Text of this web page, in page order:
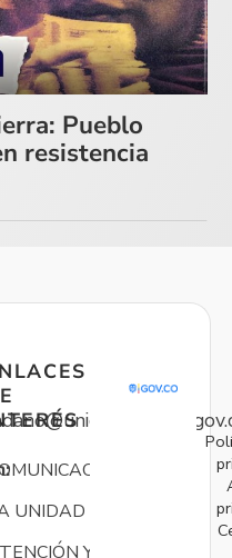
Pueblo
resistencia
UNIDAD
Y